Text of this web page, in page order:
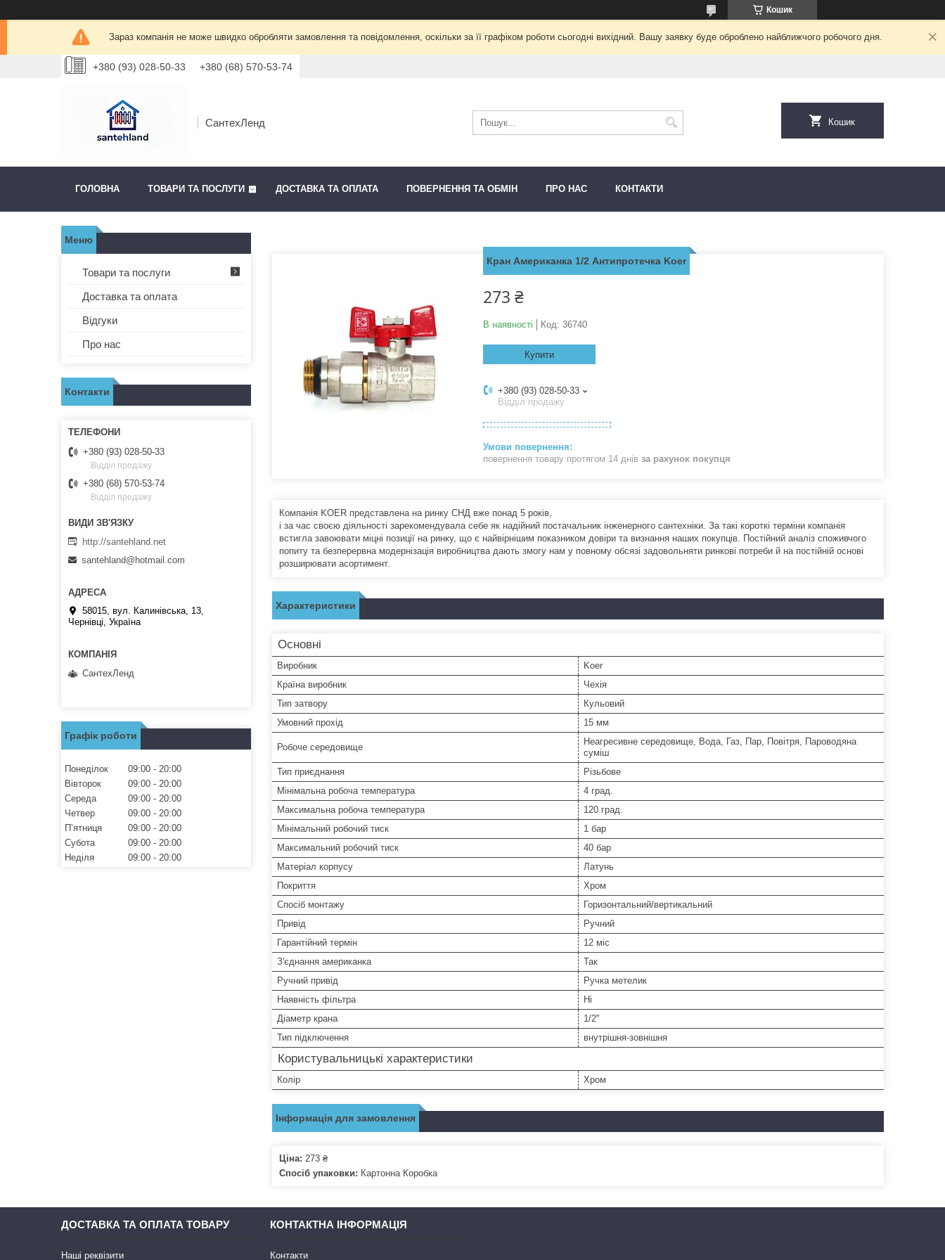
Кошик
Зараз компанія не може швидко обробляти замовлення та повідомлення, оскільки за її графіком роботи сьогодні вихідний. Вашу заявку буде оброблено найближчого робочого дня.
+380 (93) 028-50-33 +380 (68) 570-53-74
СантехЛенд Кошик
ГОЛОВНА ТОВАРИ ТА ПОСЛУГИ ДОСТАВКА ТА ОПЛАТА ПОВЕРНЕННЯ ТА ОБМІН ПРО НАС КОНТАКТИ
Кран Американка 1/2 Антипротечка Koer
273 ₴
В наявності Код: 36740
Купити
+380 (93) 028-50-33
Відділ продажу
повернення товару протягом 14 днів за рахунок покупця
Компанія KOER представлена на ринку СНД вже понад 5 років,
і за час своєю діяльності зарекомендувала себе як надійний постачальник інженерного сантехніки. За такі короткі терміни компанія
встигла завоювати міцні позиції на ринку, що є найвірнішим показником довіри та визнання наших покупців. Постійний аналіз споживчого
попиту та безперервна модернізація виробництва дають змогу нам у повному обсязі задовольняти ринкові потреби й на постійній основі
розширювати асортимент.
Характеристики
Основні
Виробник
Koer
Країна виробник
Чехія
Тип затвору
Кульовий
Умовний прохід
15 мм
Робоче середовище
Неагресивне середовище, Вода, Газ, Пар, Повітря, Пароводяна
суміш
Тип приєднання
Різьбове
Мінімальна робоча температура
4 град.
Максимальна робоча температура
120 град.
Мінімальний робочий тиск
1 бар
Максимальний робочий тиск
40 бар
Матеріал корпусу
Латунь
Покриття
Хром
Спосіб монтажу
Горизонтальний/вертикальний
Привід
Ручний
Гарантійний термін
12 міс
З'єднання американка
Так
Ручний привід
Ручка метелик
Наявність фільтра
Ні
Діаметр крана
1/2"
Тип підключення
внутрішня-зовнішня
Користувальницькі характеристики
Колір Хром
Інформація для замовлення
Ціна: 273 ₴
Спосіб упаковки: Картонна Коробка
Товари та послуги
Доставка та оплата
Відгуки
Про нас
Контакти
+380 (93) 028-50-33
Відділ продажу
+380 (68) 570-53-74
Відділ продажу
http://santehland.net
santehland@hotmail.com
58015, вул. Калинівська, 13,
Чернівці, Україна
СантехЛенд
Графік роботи
Понеділок 09:00
20:00
Вівторок
09:00
20:00
Середа
09:00
20:00
Четвер
09:00
20:00
Пʼятниця
09:00
20:00
Субота
09:00
20:00
Неділя
09:00 20:00
ДОСТАВКА ТА ОПЛАТА ТОВАРУ
Наші реквізити
КОНТАКТНА ІНФОРМАЦІЯ
Контакти